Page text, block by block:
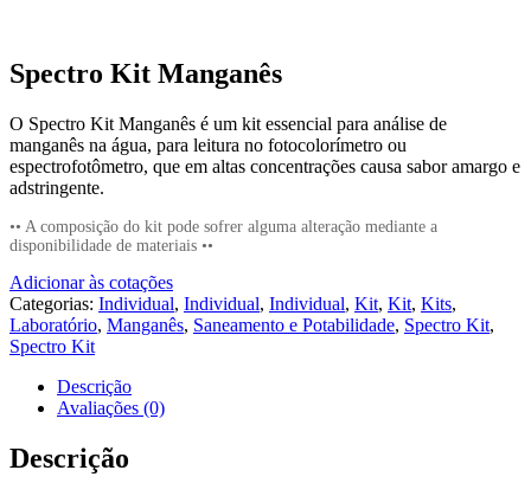
Spectro Kit Manganês
O Spectro Kit Manganês é um kit essencial para análise de
manganês na água, para leitura no fotocolorímetro ou
espectrofotômetro, que em altas concentrações causa sabor amargo e
adstringente.
•• A composição do kit pode sofrer alguma alteração mediante a
disponibilidade de materiais ••
Adicionar às cotações
Categorias: Individual, Individual, Individual, Kit, Kit, Kits,
Laboratório, Manganês, Saneamento e Potabilidade, Spectro Kit,
Spectro Kit
Descrição
Avaliações (0)
Descrição